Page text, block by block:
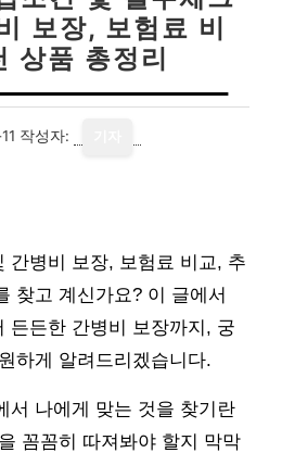
보장, 보험료 비
상품 총정리
작성자:
간병비 보장, 보험료 비교, 추
찾고 계신가요? 이 글에서
든든한 간병비 보장까지, 궁
하게 알려드리겠습니다.
서 나에게 맞는 것을 찾기란
꼼꼼히 따져봐야 할지 막막